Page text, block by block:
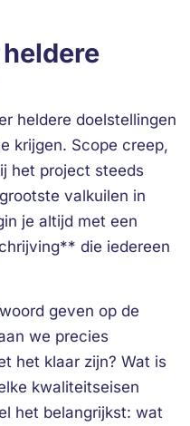
heldere doelstellingen
krijgen. Scope creep,
het project steeds
valkuilen in
je altijd met een
die iedereen
geven op de
we precies
het klaar zijn? Wat is
kwaliteitseisen
het belangrijkst: wat